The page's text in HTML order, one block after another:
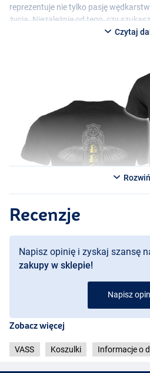
reprezentuje nie tylko pasję
życia. Niezależnie od tego, czy
sesje wędkarskie, czy po prostuCzytaj
Rozwiń
Recenzje
Napisz opinię i zyskaj szansę
zakupy w sklepie!
Napisz
Zobacz więcej
VASS Koszulki Informacje o